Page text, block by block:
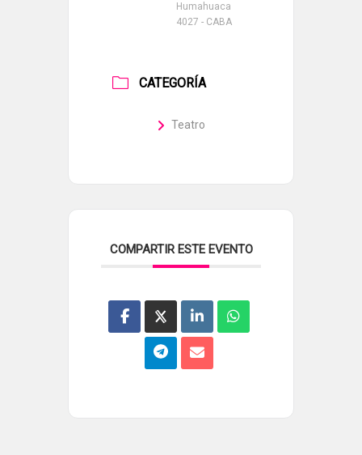
Humahuaca
4027 - CABA
CATEGORÍA
Teatro
COMPARTIR ESTE EVENTO